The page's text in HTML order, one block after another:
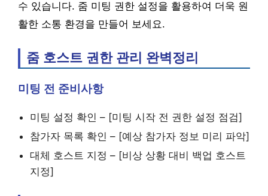
수 있습니다. 줌 미팅 권한 설정을 활용하여 더욱 원
활한 소통 환경을 만들어 보세요.
줌 호스트 권한 관리 완벽정리
미팅 전 준비사항
미팅 설정 확인 – [미팅 시작 전 권한 설정 점검]
참가자 목록 확인 – [예상 참가자 정보 미리 파악]
대체 호스트 지정 – [비상 상황 대비 백업 호스트
지정]